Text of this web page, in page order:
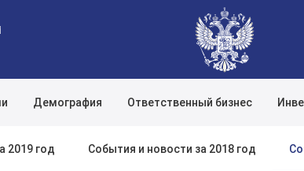
Демография Ответственный бизнес
2019 год События и новости за 2018 год